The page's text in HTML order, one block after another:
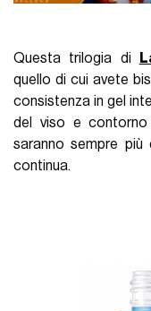
Questa trilogia di
quello di cui avete
consistenza in gel
del viso e
saranno sempre più
continua.